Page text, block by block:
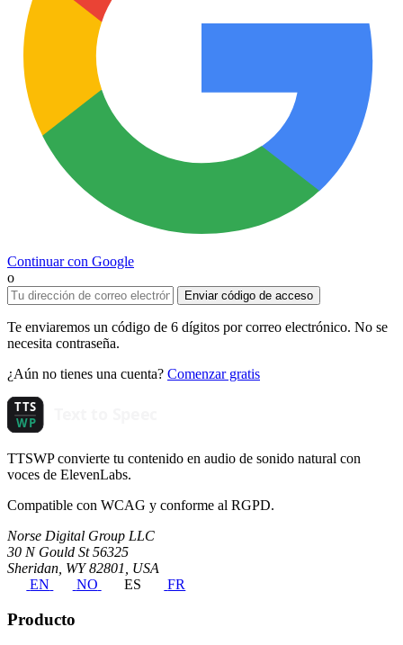
Continuar con Google
o
Enviar código de acceso
Te enviaremos un código de 6 dígitos por correo electrónico. No se
necesita contraseña.
¿Aún no tienes una cuenta? Comenzar gratis
TTSWP convierte tu contenido en audio de sonido natural con
voces de ElevenLabs.
Compatible con WCAG y conforme al RGPD.
Norse Digital Group LLC
30 N Gould St 56325
Sheridan, WY 82801, USA
EN
NO ES FR
Producto